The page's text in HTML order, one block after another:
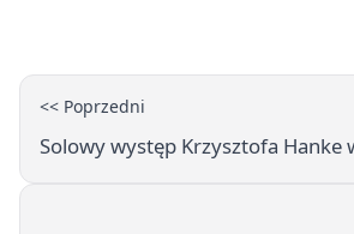
<< Poprzedni
Solowy występ Krzysztofa Hanke